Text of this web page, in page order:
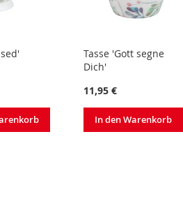
Tasse 'Gott segne
Dich'
11,95 €
In den Warenkorb